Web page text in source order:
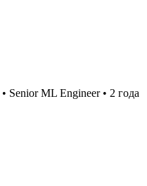
• Senior ML Engineer• 2 года